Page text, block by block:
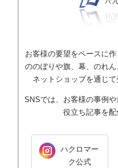
お客様の要望をベースに
ののぼりや旗、幕、のれ
ネットショップを通じて
SNSでは、お客様の事例
役立ち記事を配
ハクロマー
ク公式